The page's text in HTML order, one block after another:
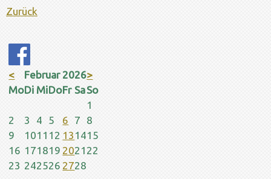
Zurück
< Februar 2026>
Montag
Dienstag
Mittwoch
Donnerstag
Freitag
Samstag
Sonntag
1
2
3 4 5 6 7
8
9
1011 12 13 1415
16 171819 2021 22
23 242526 2728